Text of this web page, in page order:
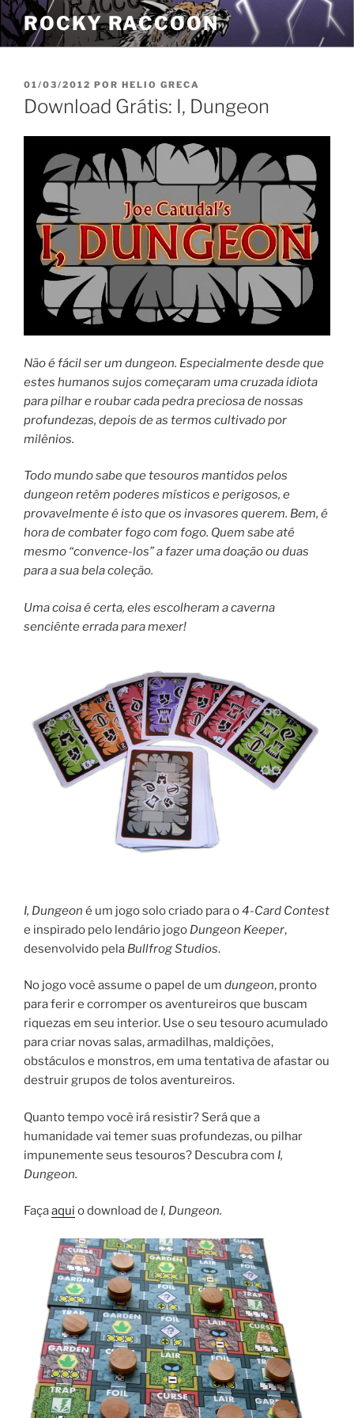
Pular
para
o
ROCKY RACCOON
PUBLICADO
EM
01/03/2012 POR HELIO GRECA
Download Grátis: I, Dungeon
Não é fácil ser um dungeon. Especialmente desde que
estes humanos sujos começaram uma cruzada idiota
para pilhar e roubar cada pedra preciosa de nossas
profundezas, depois de as termos cultivado por
milênios.
Todo mundo sabe que tesouros mantidos pelos
dungeon retêm poderes místicos e perigosos, e
provavelmente é isto que os invasores querem. Bem, é
hora de combater fogo com fogo. Quem sabe até
mesmo “convence-los” a fazer uma doação ou duas
para a sua bela coleção.
Uma coisa é certa, eles escolheram a caverna
senciênte errada para mexer!
I, Dungeon é um jogo solo criado para o4-Card Contest
e inspirado pelo lendário jogo Dungeon Keeper,
desenvolvido pela Bullfrog Studios.
No jogo você assume o papel de um dungeon, pronto
para ferir e corromper os aventureiros que buscam
riquezas em seu interior. Use o seu tesouro acumulado
para criar novas salas, armadilhas, maldições,
obstáculos e monstros, em uma tentativa de afastar ou
destruir grupos de tolos aventureiros.
Quanto tempo você irá resistir? Será que a
humanidade vai temer suas profundezas, ou pilhar
impunemente seus tesouros? Descubra com I,
Dungeon.
Façaaqui o download de I, Dungeon.